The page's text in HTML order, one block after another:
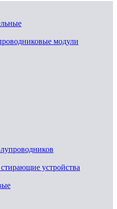
модули
устройства